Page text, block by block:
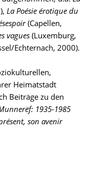
La Poésie érotique du
(Capellen,
vagues(Luxemburg,
Echternach, 2000).
Heimatstadt
Beiträge zu den
1935-1985
son avenir